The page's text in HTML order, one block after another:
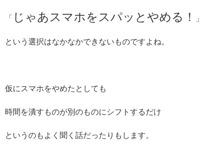
「 じゃあスマホをスパッとやめる！ 」
という選択はなかなかできないものですよね。
仮にスマホをやめたとしても
時間を潰すものが別のものにシフトするだけ
というのもよく聞く話だったりもします。